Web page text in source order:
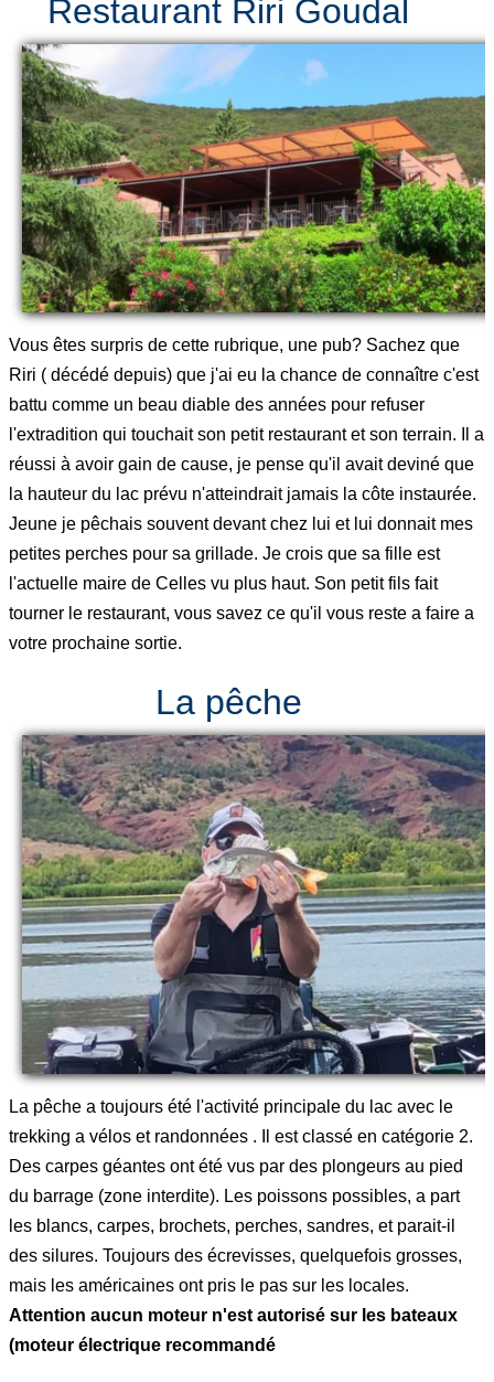
Restaurant Riri Goudal
Vous êtes surpris de cette rubrique, une pub? Sachez que
Riri ( décédé depuis) que j'ai eu la chance de connaître c'est
battu comme un beau diable des années pour refuser
l'extradition qui touchait son petit restaurant et son terrain. Il a
réussi à avoir gain de cause, je pense qu'il avait deviné que
la hauteur du lac prévu n'atteindrait jamais la côte instaurée.
Jeune je pêchais souvent devant chez lui et lui donnait mes
petites perches pour sa grillade. Je crois que sa fille est
l'actuelle maire de Celles vu plus haut. Son petit fils fait
tourner le restaurant, vous savez ce qu'il vous reste a faire a
votre prochaine sortie.
La pêche
La pêche a toujours été l'activité principale du lac avec le
trekking a vélos et randonnées . Il est classé en catégorie 2.
Des carpes géantes ont été vus par des plongeurs au pied
du barrage (zone interdite). Les poissons possibles, a part
les blancs, carpes, brochets, perches, sandres, et parait-il
des silures. Toujours des écrevisses, quelquefois grosses,
mais les américaines ont pris le pas sur les locales.
Attention aucun moteur n'est autorisé sur les bateaux
(moteur électrique recommandé